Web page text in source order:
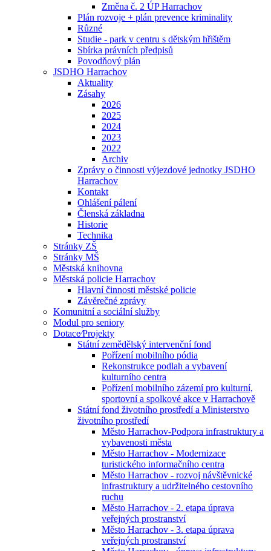
Změna č. 2 ÚP Harrachov
Plán rozvoje + plán prevence kriminality
Různé
Studie - park v centru s dětským hřištěm
Sbírka právních předpisů
Povodňový plán
JSDHO Harrachov
Aktuality
Zásahy
2026
2025
2024
2023
2022
Archiv
Zprávy o činnosti výjezdové jednotky JSDHO
Harrachov
Kontakt
Ohlášení pálení
Členská základna
Historie
Technika
Stránky ZŠ
Stránky MŠ
Městská knihovna
Městská policie Harrachov
Hlavní činnosti městské policie
Závěrečné zprávy
Komunitní a sociální služby
Modul pro seniory
Dotace⁄Projekty
Státní zemědělský intervenční fond
Pořízení mobilního pódia
Rekonstrukce podlah a vybavení
kulturního centra
Pořízení mobilního zázemí pro kulturní,
sportovní a spolkové akce v Harrachově
Státní fond životního prostředí a Ministerstvo
životního prostředí
Město Harrachov-Podpora infrastruktury a
vybavenosti města
Město Harrachov - Modernizace
turistického informačního centra
Město Harrachov - rozvoj návštěvnické
infrastruktury a udržitelného cestovního
ruchu
Město Harrachov - 2. etapa úprava
veřejných prostranství
Město Harrachov - 3. etapa úprava
veřejných prostranství